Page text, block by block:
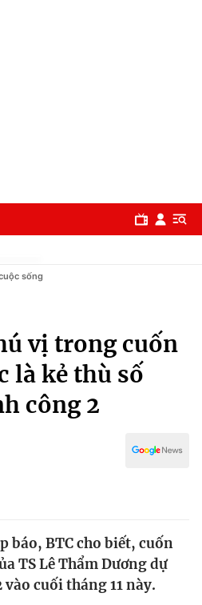
sống
vị trong cuốn
là kẻ thù số
công 2
báo, BTC cho biết, cuốn
TS Lê Thẩm Dương dự
cuối tháng 11 này.